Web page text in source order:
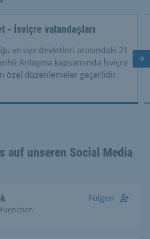
- İsviçre vatandaşları
ve üye devletleri arasındaki 21
Anlaşma kapsamında İsviçre
özel düzenlemeler geçerlidir.
auf unseren Social Media
Folgen